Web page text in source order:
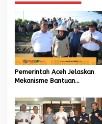
Pemerintah Aceh Jelaskan
Mekanisme Bantuan
Pemulihan Sawah dan Kebun